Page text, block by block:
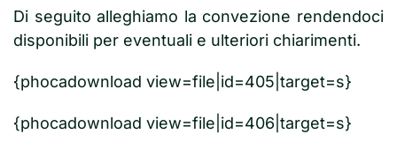
Di seguito alleghiamo la convezione rendendoci
disponibili per eventuali e ulteriori chiarimenti.
{phocadownload view=file|id=405|target=s}
{phocadownload view=file|id=406|target=s}